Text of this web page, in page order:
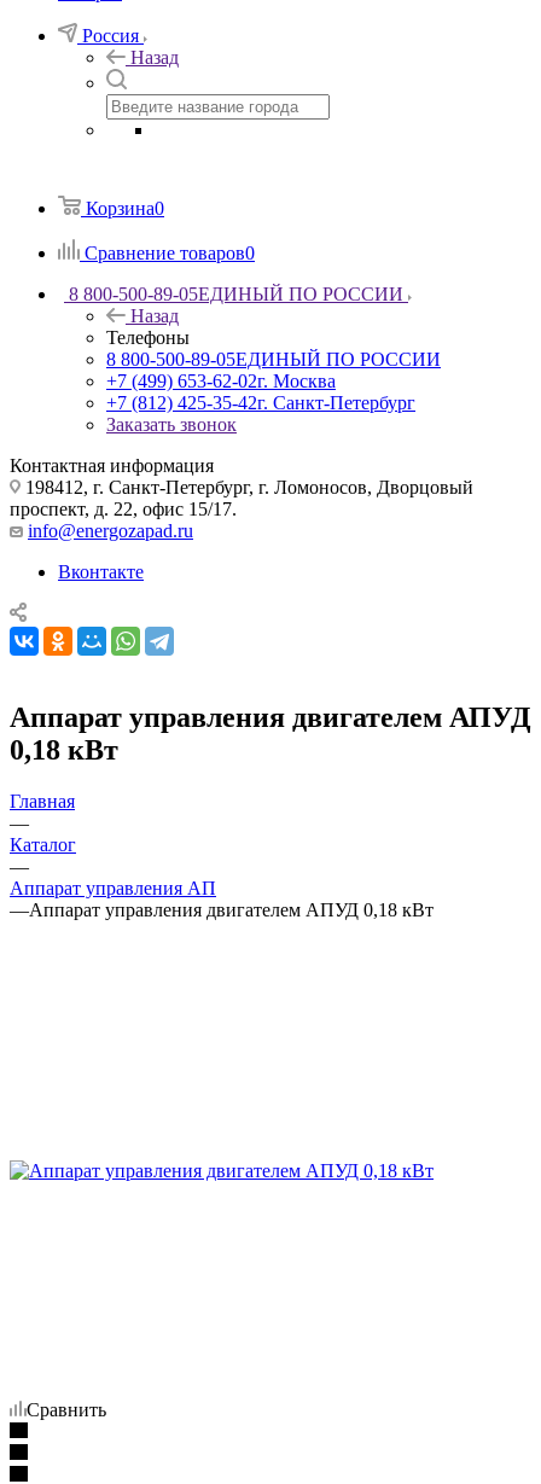
Россия
Назад
Корзина0
Сравнение товаров0
8 800-500-89-05ЕДИНЫЙ ПО РОССИИ
Назад
Телефоны
8 800-500-89-05ЕДИНЫЙ ПО РОССИИ
+7 (499) 653-62-02г. Москва
+7 (812) 425-35-42г. Санкт-Петербург
Заказать звонок
Контактная информация
198412, г. Санкт-Петербург, г. Ломоносов, Дворцовый
проспект, д. 22, офис 15/17.
info@energozapad.ru
Вконтакте
Аппарат управления двигателем АПУД
0,18 кВт
Главная
—
Каталог
—
Аппарат управления АП
—Аппарат управления двигателем АПУД 0,18 кВт
Сравнить